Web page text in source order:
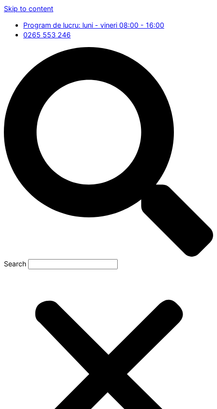
Skip to content
Program de lucru: luni - vineri 08:00 - 16:00
0265 553 246
Search